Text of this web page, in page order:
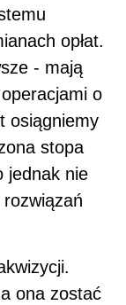
opłat.
- mają
o
osiągniemy
stopa
jednak nie
ona zostać